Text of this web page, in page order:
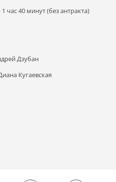
час 40 минут (без антракта)
Дзубан
Кугаевская